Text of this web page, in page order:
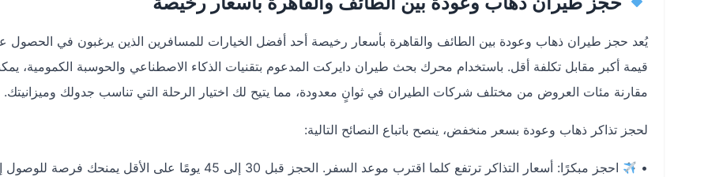
يُعد حجز طيران ذهاب وعودة بين الطائف والقاهرة بأسعار رخيصة أحد أفضل الخيارات للمسافرين الذين يرغبون في الحصول
قيمة أكبر مقابل تكلفة أقل. باستخدام محرك بحث طيران دايركت المدعوم بتقنيات الذكاء الاصطناعي والحوسبة الكمومية،
مقارنة مئات العروض من مختلف شركات الطيران في ثوانٍ معدودة، مما يتيح لك اختيار الرحلة التي تناسب جدولك وميزانيتك.
لحجز تذاكر ذهاب وعودة بسعر منخفض، ينصح باتباع النصائح التالية:
• احجز مبكرًا
: أسعار التذاكر ترتفع كلما اقترب موعد السفر. الحجز قبل 30 إلى 45 يومًا على الأقل يمنحك فرصة